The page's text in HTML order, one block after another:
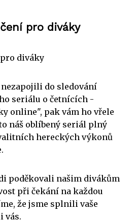
pro diváky
diváky
do sledování
seriálu o četnících -
online", pak vám ho vřele
náš oblíbený seriál plný
hereckých výkonů
poděkovali našim divákům
při čekání na každou
že jsme splnili vaše
vás.